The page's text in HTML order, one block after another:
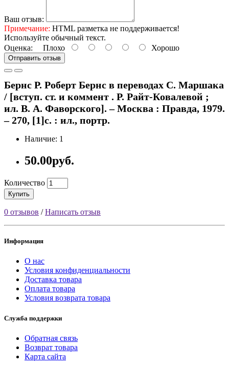
Ваш отзыв:
Примечание: HTML разметка не поддерживается!
Используйте обычный текст.
Оценка: Плохо Хорошо
Отправить отзыв
Бернс Р. Роберт Бернс в переводах С. Маршака
/ [вступ. ст. и коммент . Р. Райт-Ковалевой ;
ил. В. А. Фаворского]. – Москва : Правда, 1979.
– 270, [1]с. : ил., портр.
Наличие: 1
50.00руб.
Количество
Купить
0 отзывов /Написать отзыв
Информация
О нас
Условия конфиденциальности
Доставка товара
Оплата товара
Условия возврата товара
Служба поддержки
Обратная связь
Возврат товара
Карта сайта